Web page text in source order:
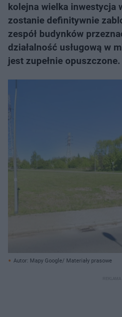
kolejna wielka inwestycja
zostanie definitywnie
zespół budynków
działalność usługową w
jest zupełnie opuszczone.
Autor: Mapy Google/ Materiały prasowe